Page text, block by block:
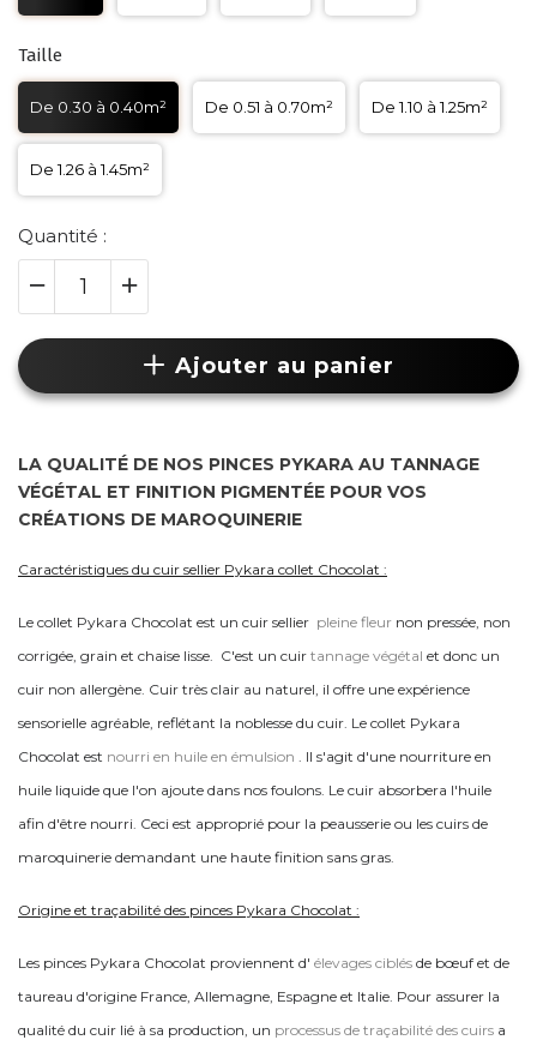
Taille
De 0.30 à 0.40m² De 0.51 à 0.70m² De 1.10 à 1.25m²
De 1.26 à 1.45m²
Quantité :
Ajouter au panier
LA QUALITÉ DE NOS PINCES PYKARA AU TANNAGE
VÉGÉTAL ET FINITION PIGMENTÉE POUR VOS
CRÉATIONS DE MAROQUINERIE
Caractéristiques du cuir sellier Pykara collet Chocolat :
Le collet Pykara Chocolat est un cuir sellier pleine fleur non pressée, non
corrigée, grain et chaise lisse. C'est un cuir tannage végétal et donc un
cuir non allergène. Cuir très clair au naturel, il offre une expérience
sensorielle agréable, reflétant la noblesse du cuir. Le collet Pykara
Chocolat est nourri en huile en émulsion . Il s'agit d'une nourriture en
huile liquide que l'on ajoute dans nos foulons. Le cuir absorbera l'huile
afin d'être nourri. Ceci est approprié pour la peausserie ou les cuirs de
maroquinerie demandant une haute finition sans gras.
Origine et traçabilité des pinces Pykara Chocolat :
Les pinces Pykara Chocolat proviennent d' élevages ciblés de bœuf et de
taureau d'origine France, Allemagne, Espagne et Italie. Pour assurer la
qualité du cuir lié à sa production, un processus de traçabilité des cuirs a